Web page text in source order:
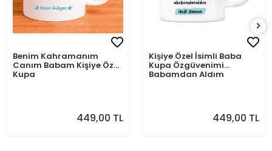
Benim Kahramanım
Canım Babam Kişiye Özel
Kupa
449,00 TL
Kişiye Özel İsimli Baba
Kupa Özgüvenimi
Babamdan Aldım
449,00 TL